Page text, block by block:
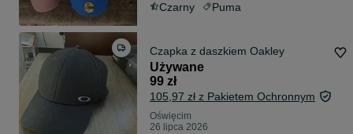
Czarny Puma
Czapka z daszkiem Oakley
Używane
99 zł
105,97 zł z Pakietem Ochronnym
Oświęcim
26 lipca 2026